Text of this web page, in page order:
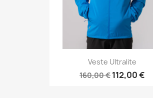
Veste Ultralite
160,00 € 112,00 €